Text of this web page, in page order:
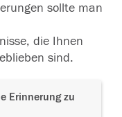
sollte man
die Ihnen
sind.
Erinnerung zu